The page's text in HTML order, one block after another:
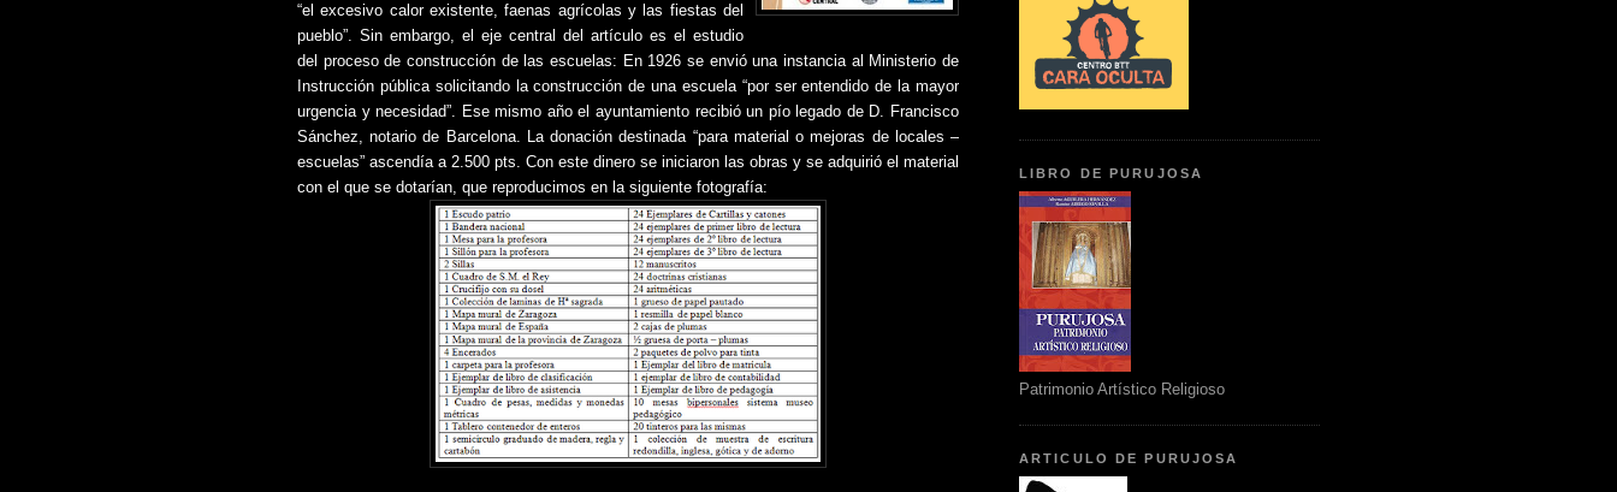
“el excesivo calor existente, faenas agrícolas y las fiestas del
pueblo”. Sin embargo, el eje central del artículo es el estudio
del proceso de construcción de las escuelas: En 1926 se envió una instancia al Ministerio de
Instrucción pública solicitando la construcción de una escuela “por ser entendido de la mayor
urgencia y necesidad”. Ese mismo año el ayuntamiento recibió un pío legado de D. Francisco
Sánchez, notario de Barcelona. La donación destinada “para material o mejoras de locales –
escuelas” ascendía a 2.500 pts. Con este dinero se iniciaron las obras y se adquirió el material
con el que se dotarían, que reproducimos en la siguiente fotografía:
LIBRO DE PURUJOSA
Patrimonio Artístico Religioso
ARTICULO DE PURUJOSA